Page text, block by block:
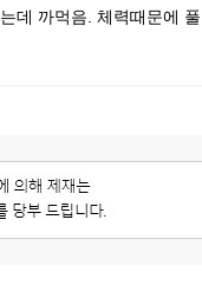
데 까먹음. 체력때문에 풀